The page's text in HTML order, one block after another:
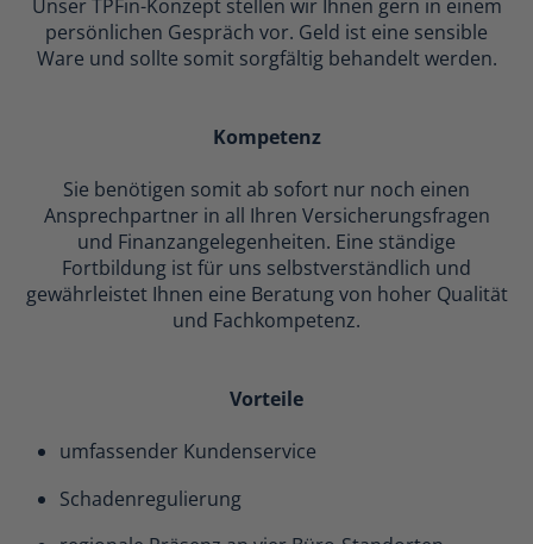
Unser TPFin-Konzept stellen wir Ihnen gern in einem
persönlichen Gespräch vor. Geld ist eine sensible
Ware und sollte somit sorgfältig behandelt werden.
Kompetenz
Sie benötigen somit ab sofort nur noch einen
Ansprechpartner in all Ihren Versicherungsfragen
und Finanzangelegenheiten. Eine ständige
Fortbildung ist für uns selbstverständlich und
gewährleistet Ihnen eine Beratung von hoher Qualität
und Fachkompetenz.
Vorteile
umfassender Kundenservice
Schadenregulierung